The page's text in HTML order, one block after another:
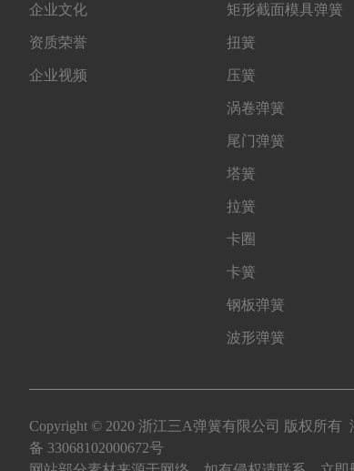
企业文化
资质荣誉
企业视频
矩形截面模具弹簧
扭簧
压簧
涡卷弹簧
尾门弹簧
塔簧
拉簧
卡圈
卡簧
钢板弹簧
波形弹簧
Copyright © 2020 浙江三A弹簧有限公司 版权所有
备 33068102000672号